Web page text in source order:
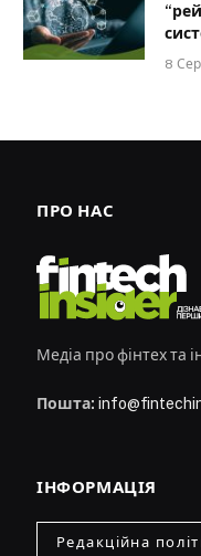
8
ПРО НАС
Медіа про фінтех та
Пошта:
ІНФОРМАЦІЯ
Редакційна